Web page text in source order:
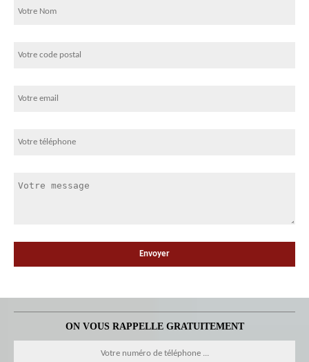
ON VOUS RAPPELLE GRATUITEMENT